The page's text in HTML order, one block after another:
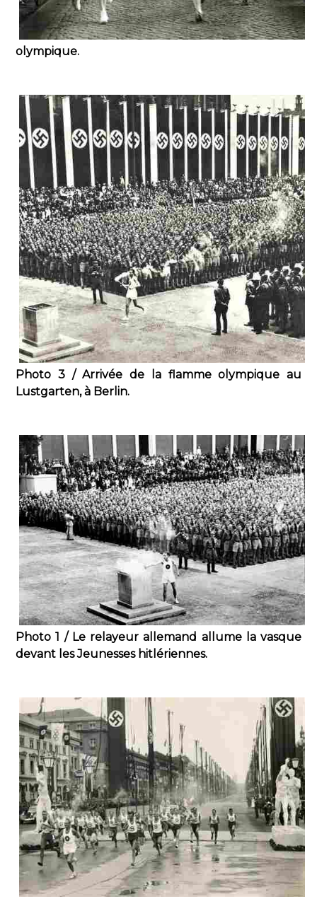
olympique.
Photo 3 / Arrivée de la flamme olympique au
Lustgarten, à Berlin.
Photo 1 / Le relayeur allemand allume la vasque
devant les Jeunesses hitlériennes.